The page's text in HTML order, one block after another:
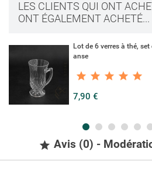
LES CLIENTS QUI ONT
ONT ÉGALEMENT ACHETÉ...
Lot de 6 verres à thé,
anse
7,90 €
 Avis (0) -